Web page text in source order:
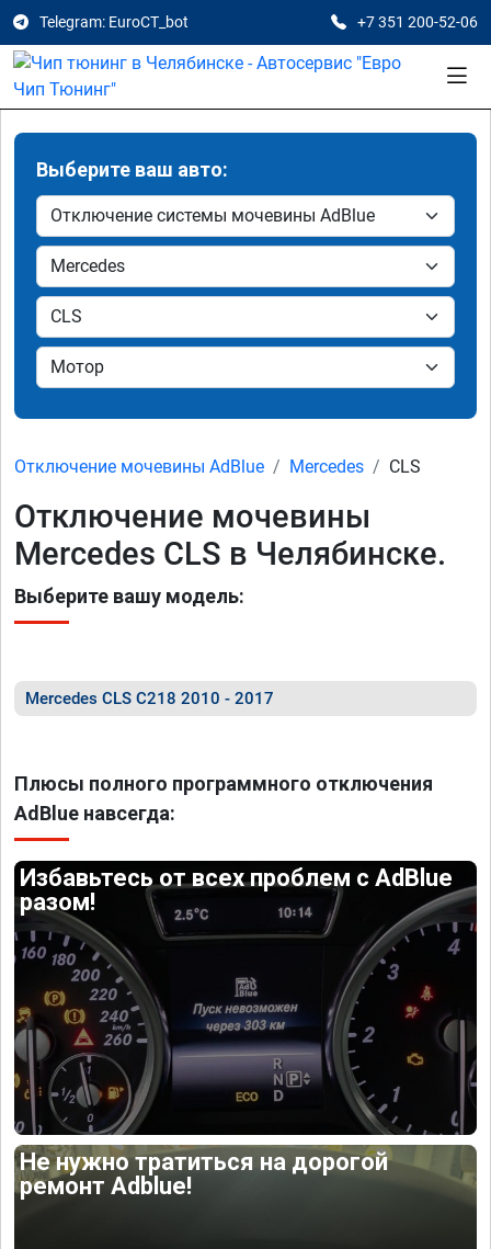
Telegram: EuroCT_bot +7 351 200-52-06
Выберите ваш авто:
Отключение мочевины AdBlue Mercedes CLS
Отключение мочевины
Mercedes CLS в Челябинске.
Выберите вашу модель:
Mercedes CLS C218 2010 - 2017
Плюсы полного программного отключения
AdBlue навсегда:
Избавьтесь от всех проблем с AdBlue
разом!
Не нужно тратиться на дорогой
ремонт Adblue!